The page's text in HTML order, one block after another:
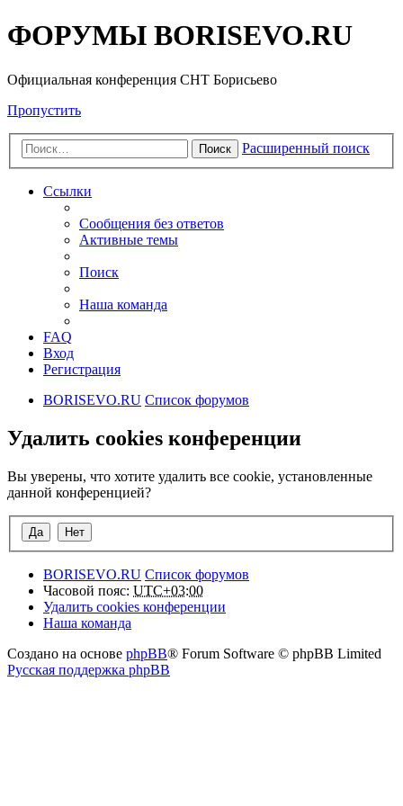
ФОРУМЫ BORISEVO.RU
Официальная конференция СНТ Борисьево
Пропустить
Поиск Расширенный поиск
Ссылки
Сообщения без ответов
Активные темы
Поиск
Наша команда
FAQ
Вход
Регистрация
BORISEVO.RU Список форумов
Удалить cookies конференции
Вы уверены, что хотите удалить все cookie, установленные
данной конференцией?
BORISEVO.RU Список форумов
Часовой пояс: UTC+03:00
Удалить cookies конференции
Наша команда
Создано на основе phpBB® Forum Software © phpBB Limited
Русская поддержка phpBB